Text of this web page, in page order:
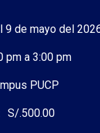
9 de mayo del
pm a 3:00 pm
PUCP
S/.500.00